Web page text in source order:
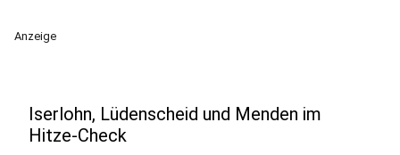
Anzeige
Iserlohn, Lüdenscheid und Menden im
Hitze-Check